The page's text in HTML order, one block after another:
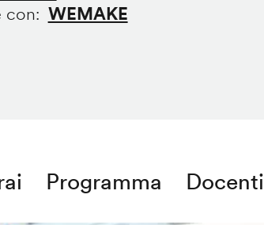
con
WEMAKE
Programma Docenti